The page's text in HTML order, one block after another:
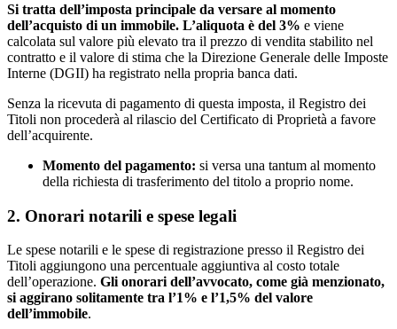
Si tratta dell’imposta principale da versare al momento
dell’acquisto di un immobile. L’aliquota è del 3% e viene
calcolata sul valore più elevato tra il prezzo di vendita stabilito nel
contratto e il valore di stima che la Direzione Generale delle Imposte
Interne (DGII) ha registrato nella propria banca dati.
Senza la ricevuta di pagamento di questa imposta, il Registro dei
Titoli non procederà al rilascio del Certificato di Proprietà a favore
dell’acquirente.
Momento del pagamento: si versa una tantum al momento
della richiesta di trasferimento del titolo a proprio nome.
2. Onorari notarili e spese legali
Le spese notarili e le spese di registrazione presso il Registro dei
Titoli aggiungono una percentuale aggiuntiva al costo totale
dell’operazione. Gli onorari dell’avvocato, come già menzionato,
si aggirano solitamente tra l’1% e l’1,5% del valore
dell’immobile.